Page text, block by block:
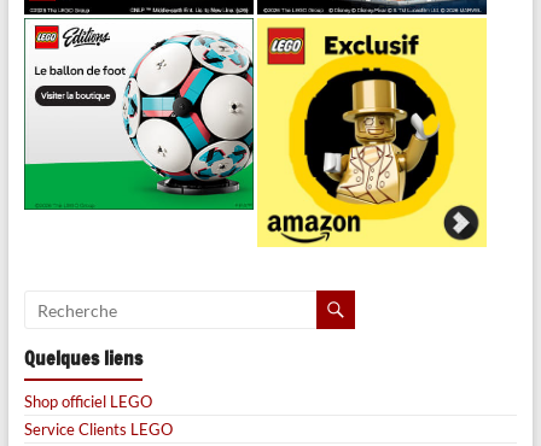
Quelques liens
Shop officiel LEGO
Service Clients LEGO